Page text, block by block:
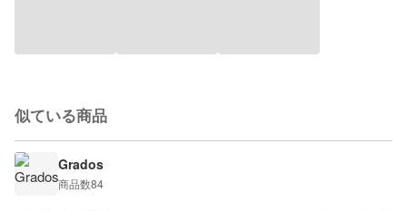
似ている商品
Grados
商品数84